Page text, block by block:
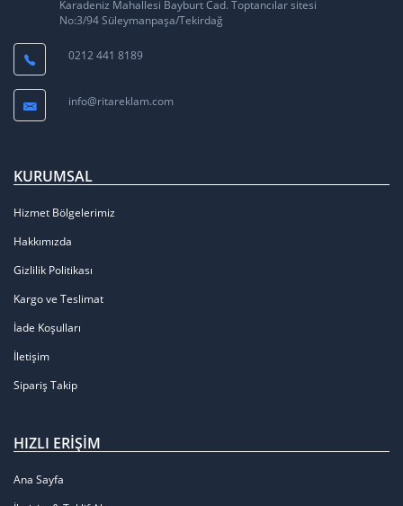
Karadeniz Mahallesi Bayburt Cad. Toptancılar sitesi
No:3/94 Süleymanpaşa/Tekirdağ
0212 441 8189
info@ritareklam.com
KURUMSAL
Hizmet Bölgelerimiz
Hakkımızda
Gizlilik Politikası
Kargo ve Teslimat
İade Koşulları
İletişim
Sipariş Takip
HIZLI ERIŞIM
Ana Sayfa